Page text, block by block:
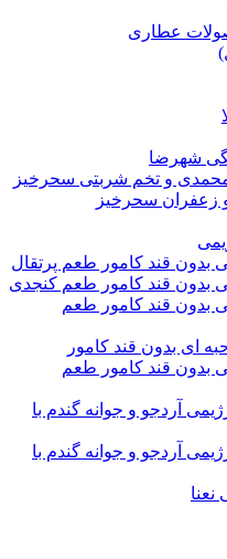
عطاری
شهرضا
و تخم شربتی سحرخیز
سحرخیز
بدون قند کامور طعم پرتقال
بدون قند کامور طعم کنجدی
بدون قند کامور طعم
ای بدون قند کامور
بدون قند کامور طعم
آردجو و جوانه گندم با
آردجو و جوانه گندم با
نعنا